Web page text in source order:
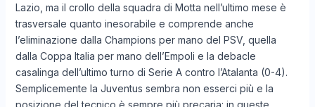
Lazio, ma il crollo della squadra di Motta nell’ultimo mese è
trasversale quanto inesorabile e comprende anche
l’eliminazione dalla Champions per mano del PSV, quella
dalla Coppa Italia per mano dell’Empoli e la debacle
casalinga dell’ultimo turno di Serie A contro l’Atalanta (0-4).
Semplicemente la Juventus sembra non esserci più e la
posizione del tecnico è sempre più precaria: in queste